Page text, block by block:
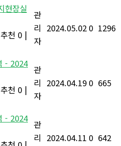
현장실
추천 0 |
관
리
자
2024.05.02 0 1296
- 2024
추천 0 |
관
리
자
2024.04.19 0 665
- 2024
관
리 2024.04.11 0 642